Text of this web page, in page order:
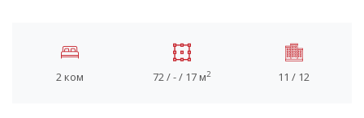
2 ком 72 / - / 17 м2 11 / 12